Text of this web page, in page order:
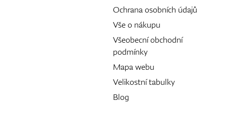
Ochrana osobních údajů
Vše o nákupu
Všeobecní obchodní
podmínky
Mapa webu
Velikostní tabulky
Blog